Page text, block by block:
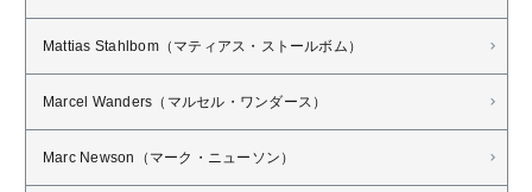
Mattias Stahlbom（マティアス・ストールボム）
Marcel Wanders（マルセル・ワンダース）
Marc Newson（マーク・ニューソン）